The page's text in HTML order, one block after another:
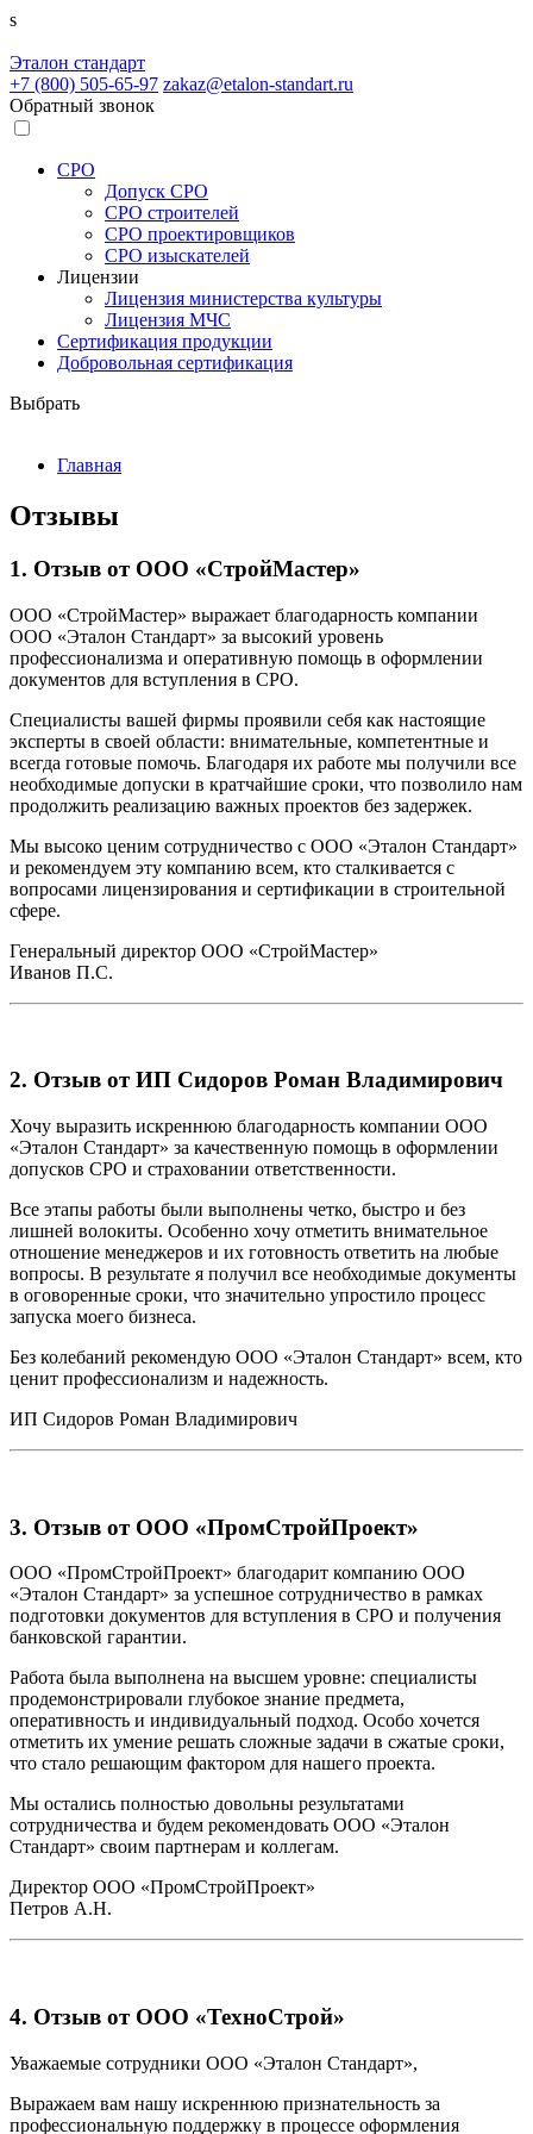
s
Эталон стандарт
+7 (800) 505-65-97 zakaz@etalon-standart.ru
Обратный звонок
СРО
Допуск СРО
СРО строителей
СРО проектировщиков
СРО изыскателей
Лицензии
Лицензия министерства культуры
Лицензия МЧС
Сертификация продукции
Добровольная сертификация
Выбрать
Главная
Отзывы
1. Отзыв от ООО «СтройМастер»
ООО «СтройМастер» выражает благодарность компании
ООО «Эталон Стандарт» за высокий уровень
профессионализма и оперативную помощь в оформлении
документов для вступления в СРО.
Специалисты вашей фирмы проявили себя как настоящие
эксперты в своей области: внимательные, компетентные и
всегда готовые помочь. Благодаря их работе мы получили все
необходимые допуски в кратчайшие сроки, что позволило нам
продолжить реализацию важных проектов без задержек.
Мы высоко ценим сотрудничество с ООО «Эталон Стандарт»
и рекомендуем эту компанию всем, кто сталкивается с
вопросами лицензирования и сертификации в строительной
сфере.
Генеральный директор ООО «СтройМастер»
Иванов П.С.
2. Отзыв от ИП Сидоров Роман Владимирович
Хочу выразить искреннюю благодарность компании ООО
«Эталон Стандарт» за качественную помощь в оформлении
допусков СРО и страховании ответственности.
Все этапы работы были выполнены четко, быстро и без
лишней волокиты. Особенно хочу отметить внимательное
отношение менеджеров и их готовность ответить на любые
вопросы. В результате я получил все необходимые документы
в оговоренные сроки, что значительно упростило процесс
запуска моего бизнеса.
Без колебаний рекомендую ООО «Эталон Стандарт» всем, кто
ценит профессионализм и надежность.
ИП Сидоров Роман Владимирович
3. Отзыв от ООО «ПромСтройПроект»
ООО «ПромСтройПроект» благодарит компанию ООО
«Эталон Стандарт» за успешное сотрудничество в рамках
подготовки документов для вступления в СРО и получения
банковской гарантии.
Работа была выполнена на высшем уровне: специалисты
продемонстрировали глубокое знание предмета,
оперативность и индивидуальный подход. Особо хочется
отметить их умение решать сложные задачи в сжатые сроки,
что стало решающим фактором для нашего проекта.
Мы остались полностью довольны результатами
сотрудничества и будем рекомендовать ООО «Эталон
Стандарт» своим партнерам и коллегам.
Директор ООО «ПромСтройПроект»
Петров А.Н.
4. Отзыв от ООО «ТехноСтрой»
Уважаемые сотрудники ООО «Эталон Стандарт»,
Выражаем вам нашу искреннюю признательность за
профессиональную поддержку в процессе оформления